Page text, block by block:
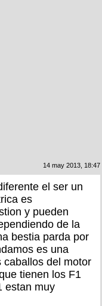
14 may 2013, 18:47
el ser un
es
y pueden
de la
bestia parda por
es una
caballos del motor
tienen los F1
estan muy